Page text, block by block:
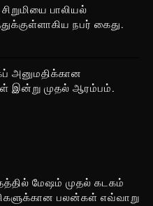
பாலியல்
நபர் கைது.
அனுமதிக்கான
இன்று முதல் ஆரம்பம்.
மேஷம் முதல் கடகம்
பலன்கள் எவ்வாறு